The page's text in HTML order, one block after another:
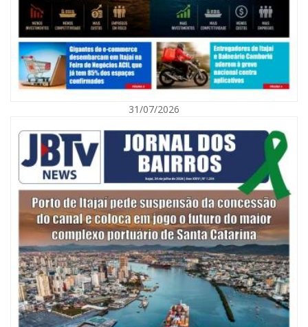
Nem toda violência deixa marcas: conheça os sinais de alerta da
violência contra a mulher
BALNEÁRIO CAMBORIÚ
31/07/2026